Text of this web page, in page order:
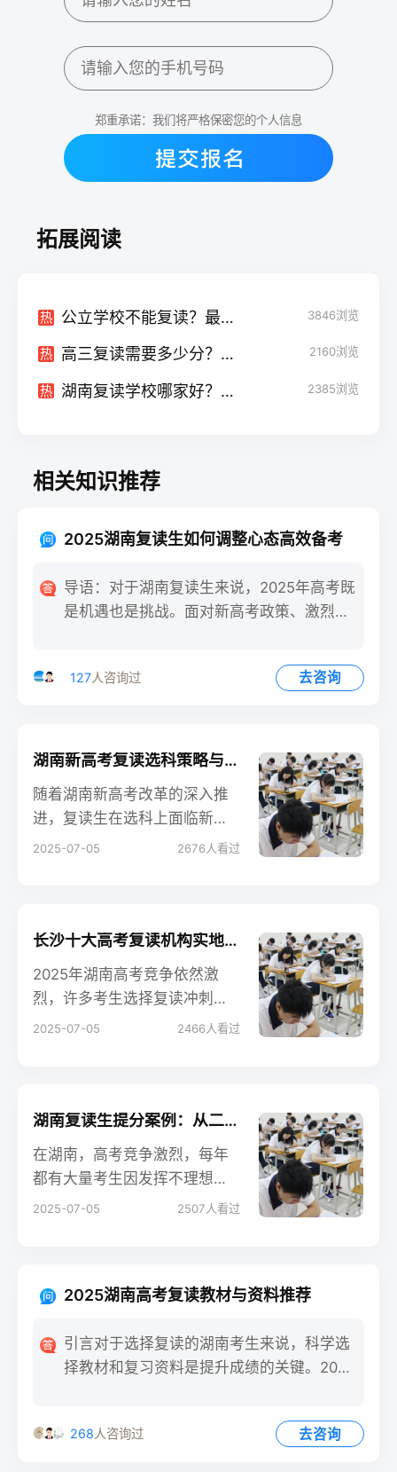
郑重承诺：我们将严格保密您的个人信息
拓展阅读
热 公立学校不能复读？最新复读政策大揭秘 3846浏览
热 高三复读需要多少分？高考复读全面指南，帮你实现梦想！ 2160浏览
热 湖南复读学校哪家好？长沙三所优质复读学校推荐 2385浏览
相关知识推荐
2025湖南复读生如何调整心态高效备考
导语：对于湖南复读生来说，2025年高考既
是机遇也是挑战。面对新高考政策、激烈的
127人咨询过 去咨询
湖南新高考复读选科策略与组合推荐
随着湖南新高考改革的深入推
进，复读生在选科上面临新的
挑战和机遇。与传统的文理分
目。
2025-07-05 2676人看过
长沙十大高考复读机构实地测评2025
2025年湖南高考竞争依然激
烈，许多考生选择复读冲刺理
想院校。长沙作为湖南教育资
学数据，从师资、管理、提分
效果等维度，客观测评长沙十
大高考复读机构，帮助考生和
家长做出明智选择。
2025-07-05 2466人看过
湖南复读生提分案例：从二本到一本逆袭
在湖南，高考竞争激烈，每年
都有大量考生因发挥不理想选
择复读。复读一年，能否实现
何在一年内提升126分
2025-07-05 2507 人看过
2025湖南高考复读教材与资料推荐
引言对于选择复读的湖南考生来说，科学选
择教材和复习资料是提升成绩的关键。2025
268人咨询过 去咨询